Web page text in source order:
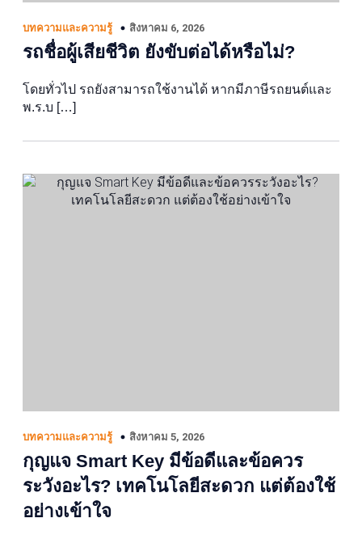
บทความและความรู้ สิงหาคม 6, 2026
รถชื่อผู้เสียชีวิต ยังขับต่อได้หรือไม่?
โดยทั่วไป รถยังสามารถใช้งานได้ หากมีภาษีรถยนต์และ
พ.ร.บ […]
บทความและความรู้ สิงหาคม 5, 2026
กุญแจ Smart Key มีข้อดีและข้อควร
ระวังอะไร? เทคโนโลยีสะดวก แต่ต้องใช้
อย่างเข้าใจ